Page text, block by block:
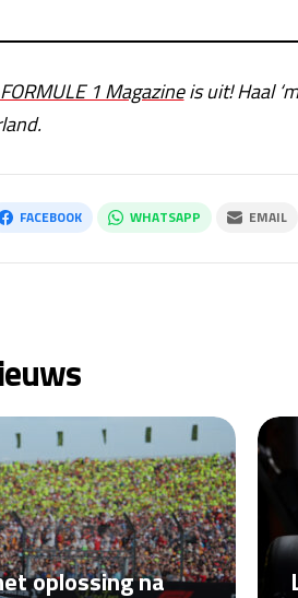
FORMULE 1 Magazineis uit! Haal
FACEBOOK WHATSAPP EMAIL
oplossing na